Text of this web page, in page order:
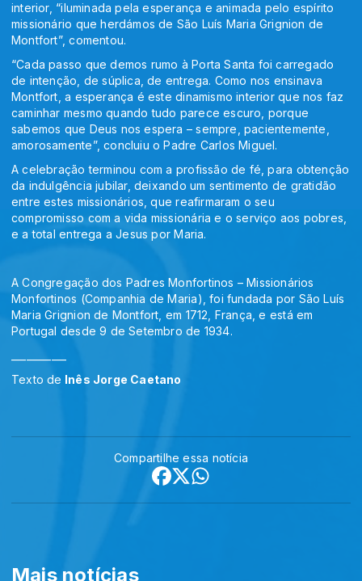
interior, “iluminada pela esperança e animada pelo espírito
missionário que herdámos de São Luís Maria Grignion de
Montfort”, comentou.
“Cada passo que demos rumo à Porta Santa foi carregado
de intenção, de súplica, de entrega. Como nos ensinava
Montfort, a esperança é este dinamismo interior que nos faz
caminhar mesmo quando tudo parece escuro, porque
sabemos que Deus nos espera – sempre, pacientemente,
amorosamente”, concluiu o Padre Carlos Miguel.
A celebração terminou com a profissão de fé, para obtenção
da indulgência jubilar, deixando um sentimento de gratidão
entre estes missionários, que reafirmaram o seu
compromisso com a vida missionária e o serviço aos pobres,
e a total entrega a Jesus por Maria.
A Congregação dos Padres Monfortinos – Missionários
Monfortinos (Companhia de Maria), foi fundada por São Luís
Maria Grignion de Montfort, em 1712, França, e está em
Portugal desde 9 de Setembro de 1934.
Texto de Inês Jorge Caetano
Compartilhe essa notícia
Mais notícias